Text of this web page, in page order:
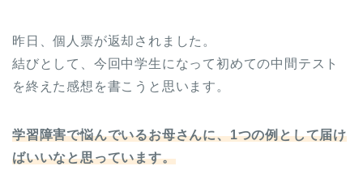
昨日、個人票が返却されました。
結びとして、今回中学生になって初めての中間テスト
を終えた感想を書こうと思います。
学習障害で悩んでいるお母さんに、1つの例として届け
ばいいなと思っています。